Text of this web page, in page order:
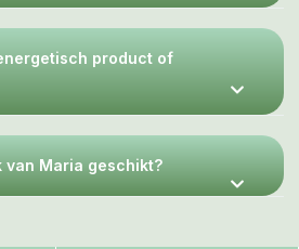
product of
van Maria geschikt?